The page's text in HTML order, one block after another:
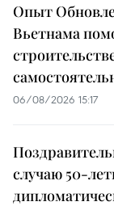
Опыт
Вьетнама
06/08/2026 15:17
случаю 50-